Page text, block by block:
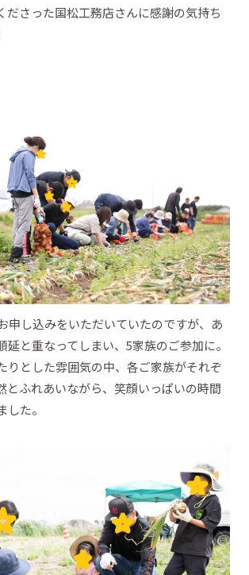
ださった国松工務店さんに感謝の気持ち
申し込みをいただいていたのですが、あ
延と重なってしまい、5家族のご参加に。
りとした雰囲気の中、各ご家族がそれぞ
とふれあいながら、笑顔いっぱいの時間
た。